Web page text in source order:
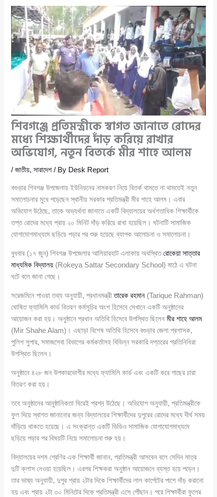
শিবগঞ্জে প্রতিমন্ত্রীকে স্বাগত জানাতে রোদের
মধ্যে শিক্ষার্থীদের দাঁড় করিয়ে রাখার
অভিযোগ, নতুন বিতর্কে মীর শাহে আলম
/জাতীয়,সারাদেশ / By Desk Report
বগুড়ার শিবগঞ্জ উপজেলায় ইউনিয়নের নামকরণ নিয়ে বিতর্ক থামতে না থামতেই নতুন
সমালোচনার মুখে পড়েছেন স্থানীয় সরকার প্রতিমন্ত্রী মীর শাহে আলম। এবার
অভিযোগ উঠেছে, তাকে অভ্যর্থনা জানাতে একটি বিদ্যালয়ের অর্ধশতাধিক শিক্ষার্থীকে
তপ্ত রোদের মধ্যে প্রায় ২০ মিনিট দাঁড় করিয়ে রাখা হয়েছিল। ঘটনাটি সামাজিক
যোগাযোগমাধ্যমে ছড়িয়ে পড়ার পর শুরু হয়েছে ব্যাপক আলোচনা ও সমালোচনা।
বুধবার (১৭ জুন) শিবগঞ্জ উপজেলার আলিয়ারহাট এলাকায় অবস্থিতরোকেয়া সাত্তার
মাধ্যমিক বিদ্যালয় (Rokeya Sattar Secondary School) মাঠে এ ঘটনা
ঘটে বলে জানা গেছে।
সরেজমিনে পাওয়া তথ্য অনুযায়ী, প্রধানমন্ত্রীতারেক রহমান (Tarique Rahman)
ঘোষিত ফ্যামিলি কার্ড বিতরণ কর্মসূচির অংশ হিসেবে সেখানে একটি অনুষ্ঠানের
আয়োজন করা হয়। অনুষ্ঠানে প্রধান অতিথি হিসেবে উপস্থিত ছিলেনমীর শাহে আলম
(Mir Shahe Alam)। এছাড়া বিশেষ অতিথি হিসেবে বগুড়ার জেলা প্রশাসক,
পুলিশ সুপার, সমাজসেবা বিভাগের কর্মকর্তাসহ বিভিন্ন সরকারি দপ্তরের প্রতিনিধিরা
উপস্থিত ছিলেন।
অনুষ্ঠানে ৪২৮ জন উপকারভোগীর মধ্যে ফ্যামিলি কার্ড এবং একটি করে গাছের চারা
বিতরণ করা হয়।
তবে অনুষ্ঠানের আনুষ্ঠানিকতা ঘিরেই প্রশ্ন উঠেছে। অভিযোগ অনুযায়ী, প্রতিমন্ত্রীকে
ফুল দিয়ে স্বাগত জানানোর জন্য বিদ্যালয়ের শিক্ষার্থীদের দুপুরের রোদের মধ্যে দীর্ঘ সময়
দাঁড়িয়ে থাকতে হয়েছে। এ সংক্রান্ত একটি ভিডিও সামাজিক যোগাযোগমাধ্যমে
ছড়িয়ে পড়ার পর বিষয়টি নিয়ে সমালোচনা শুরু হয়।
বিদ্যালয়ের দশম শ্রেণির এক শিক্ষার্থী জানান, প্রতিমন্ত্রী আসবেন বলে সেদিন মাত্র
দুটি ক্লাস নেওয়া হয়েছিল। এরপর শিক্ষকরা অনুষ্ঠান আয়োজনে ব্যস্ত হয়ে পড়েন।
তার ভাষ্য অনুযায়ী, দুপুর প্রায় ২টার দিকে শিক্ষার্থীদের লাল কার্পেটের পাশে দাঁড় করানো
হয় এবং প্রায় ২টা ৩০ মিনিটের দিকে প্রতিমন্ত্রী এসে পৌঁছান। পরে শিক্ষার্থীরা ফুলের